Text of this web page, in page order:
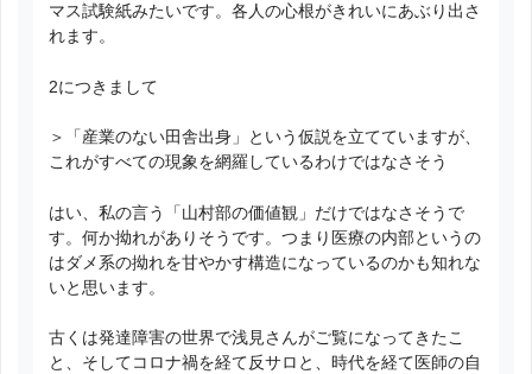
マス試験紙みたいです。各人の心根がきれいにあぶり出さ
れます。
2につきまして
＞「産業のない田舎出身」という仮説を立てていますが、
これがすべての現象を網羅しているわけではなさそう
はい、私の言う「山村部の価値観」だけではなさそうで
す。何か拗れがありそうです。つまり医療の内部というの
はダメ系の拗れを甘やかす構造になっているのかも知れな
いと思います。
古くは発達障害の世界で浅見さんがご覧になってきたこ
と、そしてコロナ禍を経て反サロと、時代を経て医師の自